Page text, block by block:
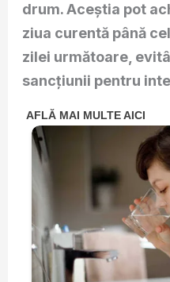
drum. Aceștia pot
ziua curentă până
zilei următoare,
sancțiunii pentru